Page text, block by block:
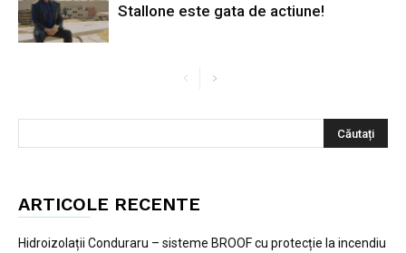
Stallone este gata de actiune!
ARTICOLE RECENTE
Hidroizolații Conduraru – sisteme BROOF cu protecție la incendiu